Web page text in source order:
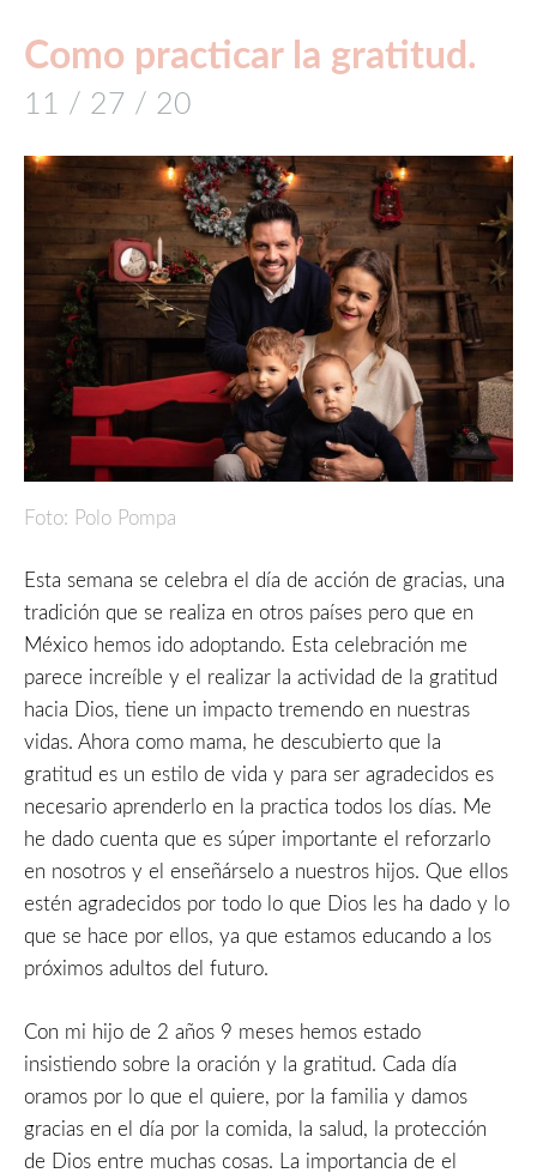
Como practicar la gratitud.
11 / 27 / 20
Foto: Polo Pompa
Esta semana se celebra el día de acción de gracias, una
tradición que se realiza en otros países pero que en
México hemos ido adoptando. Esta celebración me
parece increíble y el realizar la actividad de la gratitud
hacia Dios, tiene un impacto tremendo en nuestras
vidas. Ahora como mama, he descubierto que la
gratitud es un estilo de vida y para ser agradecidos es
necesario aprenderlo en la practica todos los días. Me
he dado cuenta que es súper importante el reforzarlo
en nosotros y el enseñárselo a nuestros hijos. Que ellos
estén agradecidos por todo lo que Dios les ha dado y lo
que se hace por ellos, ya que estamos educando a los
próximos adultos del futuro.
Con mi hijo de 2 años 9 meses hemos estado
insistiendo sobre la oración y la gratitud. Cada día
oramos por lo que el quiere, por la familia y damos
gracias en el día por la comida, la salud, la protección
de Dios entre muchas cosas. La importancia de el